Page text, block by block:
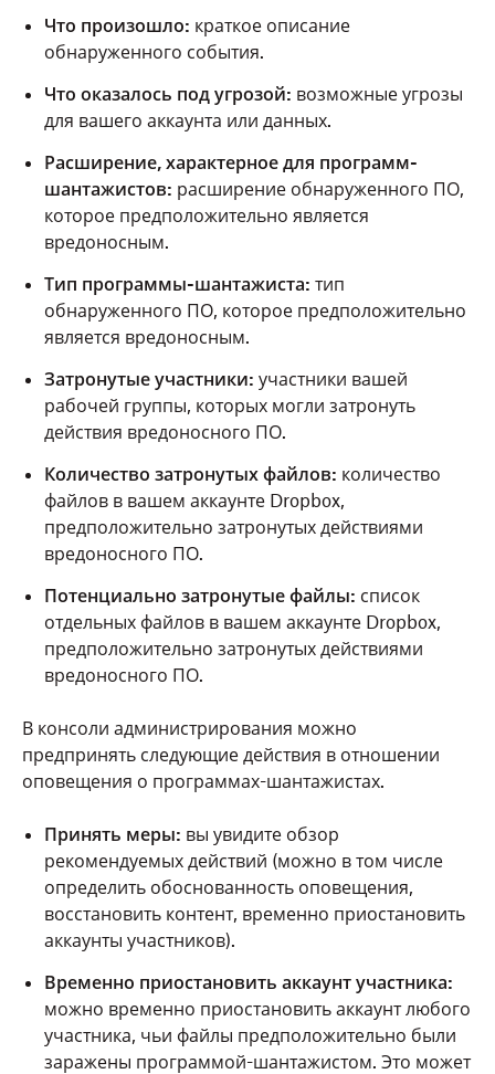
Что произошло: краткое описание
обнаруженного события.
Что оказалось под угрозой: возможные угрозы
для вашего аккаунта или данных.
Расширение, характерное для программ-
шантажистов: расширение обнаруженного ПО,
которое предположительно является
вредоносным.
Тип программы-шантажиста: тип
обнаруженного ПО, которое предположительно
является вредоносным.
Затронутые участники: участники вашей
рабочей группы, которых могли затронуть
действия вредоносного ПО.
Количество затронутых файлов: количество
файлов в вашем аккаунте Dropbox,
предположительно затронутых действиями
вредоносного ПО.
Потенциально затронутые файлы: список
отдельных файлов в вашем аккаунте Dropbox,
предположительно затронутых действиями
вредоносного ПО.
В консоли администрирования можно
предпринять следующие действия в отношении
оповещения о программах-шантажистах.
Принять меры: вы увидите обзор
рекомендуемых действий (можно в том числе
определить обоснованность оповещения,
восстановить контент, временно приостановить
аккаунты участников).
Временно приостановить аккаунт участника:
можно временно приостановить аккаунт любого
участника, чьи файлы предположительно были
заражены программой-шантажистом. Это может